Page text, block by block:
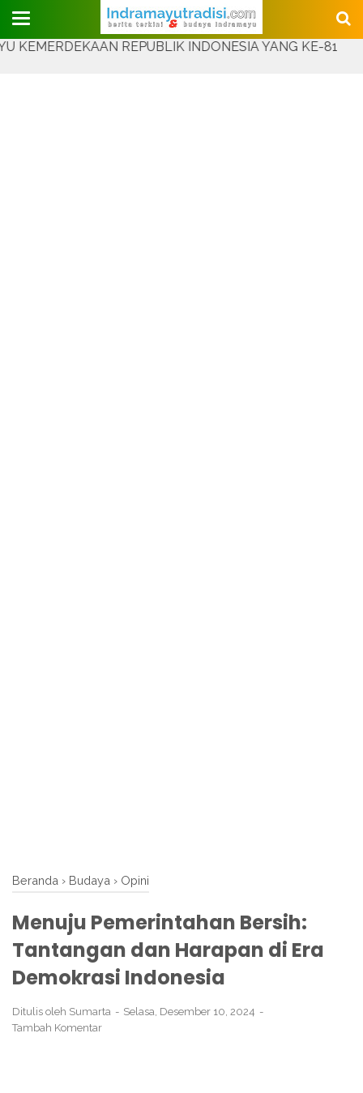
Judul Website
REPUBLIK INDONESIA YANG KE-81
Beranda › Budaya › Opini
Menuju Pemerintahan Bersih:
Tantangan dan Harapan di Era
Demokrasi Indonesia
Ditulis oleh Sumarta
Selasa, Desember 10, 2024
Tambah Komentar